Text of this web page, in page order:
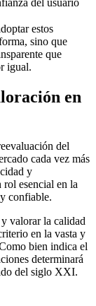
del usuario
estos
sino que
que
igual.
en
del
cada vez más
y
rol esencial en la
confiable.
valorar la calidad
en la vasta y
bien indica el
determinará
del siglo XXI.